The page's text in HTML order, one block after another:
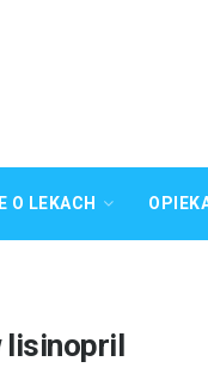
O LEKACH
lisinopril